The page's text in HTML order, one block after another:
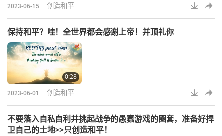
2023-06-15 创造和平
保持和平？哇！全世界都会感谢上帝！并顶礼你
0:28
2023-06-01 创造和平
不要落入自私自利并挑起战争的愚蠢游戏的圈套，准备好捍
卫自己的土地>>只创造和平！